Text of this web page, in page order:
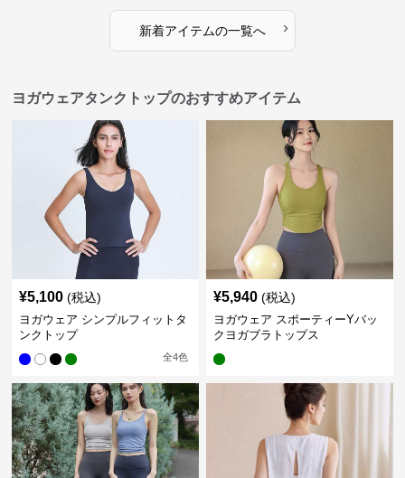
新着アイテムの一覧へ ›
ヨガウェアタンクトップのおすすめアイテム
¥5,100 (税込)
ヨガウェア シンプルフィットタ
ンクトップ
全4色
¥5,940 (税込)
ヨガウェア スポーティーYバッ
クヨガブラトップス